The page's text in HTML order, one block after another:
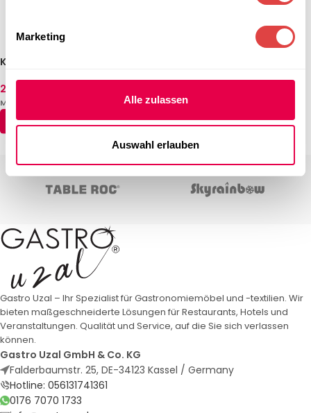
Marketing
Alle zulassen
Auswahl erlauben
Klapptisch Holz Rund
273,64
MwSt.)
AUSFÜHRUNG WÄHLEN
Gastro Uzal – Ihr Spezialist für Gastronomiemöbel und -textilien. Wir
bieten maßgeschneiderte Lösungen für Restaurants, Hotels und
Veranstaltungen. Qualität und Service, auf die Sie sich verlassen
können.
Gastro Uzal GmbH & Co. KG
Falderbaumstr. 25, DE-34123 Kassel / Germany
Hotline: 056131741361
0176 7070 1733